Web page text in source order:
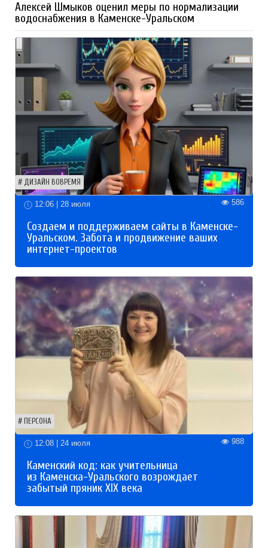
Алексей Шмыков оценил меры по нормализации
водоснабжения в Каменске-Уральском
ДИЗАЙН ВОВРЕМЯ
12:06 | 28 июля 586
Создаем и поддерживаем сайты в Каменске-
Уральском. Забота и продвижение ваших
интернет-проектов
ПЕРСОНА
12:08 | 24 июля 988
Каменский код: как учительница
из Каменска-Уральского возрождает
забытый пряник XIX века